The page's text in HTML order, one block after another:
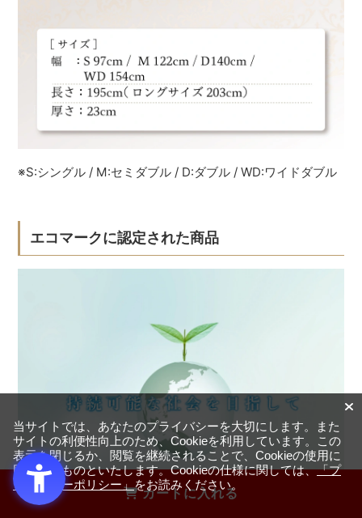
カートに入れる
※S:シングル / M:セミダブル / D:ダブル / WD:ワイドダブル
エコマークに認定された商品
当サイトでは、あなたのプライバシーを大切にします。また
サイトの利便性向上のため、Cookieを利用しています。この
表示を閉じるか、閲覧を継続されることで、Cookieの使用に
同意するものといたします。Cookieの仕様に関しては、「プ
ライバシーポリシー」をお読みください。